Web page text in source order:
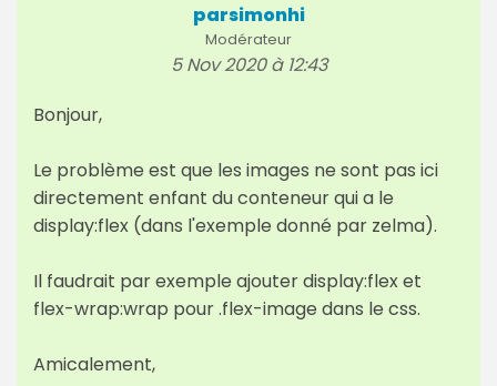
parsimonhi
Modérateur
5 Nov 2020 à 12:43
Bonjour,
Le problème est que les images ne sont pas ici
directement enfant du conteneur qui a le
display:flex (dans l'exemple donné par zelma).
Il faudrait par exemple ajouter display:flex et
flex-wrap:wrap pour .flex-image dans le css.
Amicalement,